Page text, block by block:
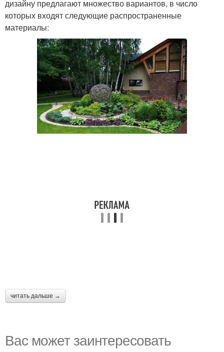
дизайну предлагают множество вариантов, в число
которых входят следующие распространенные
материалы:
читать дальше →
Вас может заинтересовать